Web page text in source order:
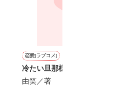
恋愛(ラブコメ)
冷たい旦那様
由笑／著